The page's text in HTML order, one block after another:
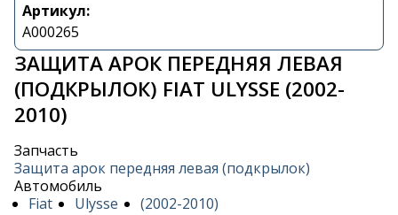
Артикул:
A000265
ЗАЩИТА АРОК ПЕРЕДНЯЯ ЛЕВАЯ
(ПОДКРЫЛОК) FIAT ULYSSE (2002-
2010)
Запчасть
Защита арок передняя левая (подкрылок)
Автомобиль
Fiat
Ulysse
(2002-2010)